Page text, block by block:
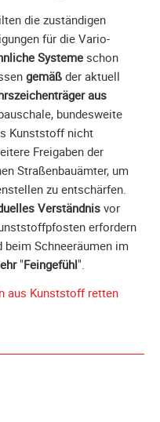
die zuständigen
für die Vario-
Systeme schon
gemäß der aktuell
aus
bundesweite
Kunststoff nicht
Freigaben der
Straßenbauämter, um
zu entschärfen.
Verständnisvor
erfordern
Schneeräumen im
"Feingefühl".
aus Kunststoff retten